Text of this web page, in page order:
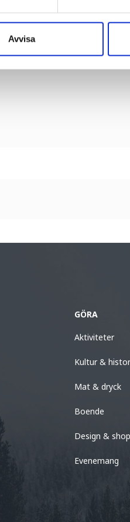
Avvisa
utanför
Munkfors-Ransäter på
81.
GÖRA
Aktiviteter
Kultur &
Mat & dryck
Boende
Design &
Evenemang